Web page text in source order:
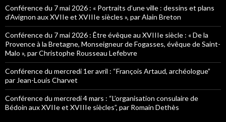
:
Conférence du 7 mai 2026 : « Portraits d’une ville : dessins et plans
d’Avignon aux XVIIe et XVIIIe siècles », par Alain Breton
Conférence du 7 mai 2026 : Être évêque au XVIIIe siècle : « De la
Provence à la Bretagne, Monseigneur de Fogasses, évêque de Saint-
Malo », par Christophe Rousseau Lefebvre
Conférence du mercredi 1er avril : “François Artaud, archéologue”
par Jean-Louis Charvet
Conférence du mercredi 4 mars : “L’organisation consulaire de
Bédoin aux XVIIe et XVIIIe siècles”, par Romain Dethès